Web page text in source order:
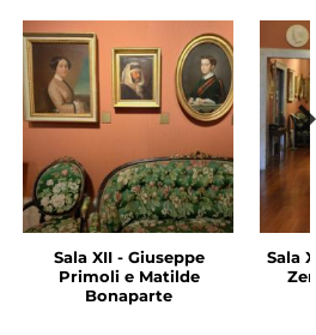
Sala XII - Giuseppe
Primoli e Matilde
Bonaparte
Sala